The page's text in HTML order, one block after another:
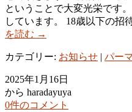
ということで大変光栄です
しています。 18歳以下の
を読む →
カテゴリー: お知らせ パー
2025年1月16日
から haradayuya
0件のコメント